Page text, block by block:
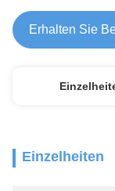
Erhalten Sie
Einzelheiten